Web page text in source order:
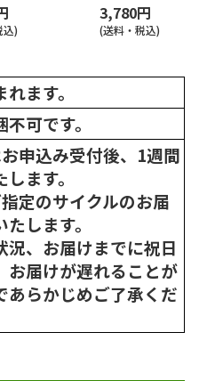
込)
3,780円
(送料・税込)
ます。
可です。
申込み受付後、1週間
ます。
定のサイクルのお届
します。
、お届けまでに祝日
お届けが遅れることが
あらかじめご了承くだ